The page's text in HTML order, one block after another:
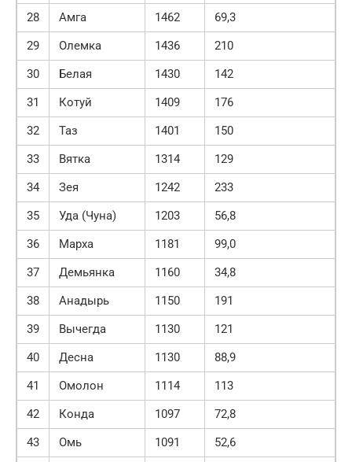
28
Амга 1462
69,3
29
Олемка 1436
210
30
Белая 1430
142
31
Котуй 1409
176
32
Таз 1401
150
33
Вятка 1314
129
34
Зея 1242
233
35
Уда (Чуна) 1203
56,8
36
Марха 1181
99,0
37
Демьянка 1160
34,8
38
Анадырь 1150
191
39
Вычегда 1130
121
40
Десна 1130
88,9
41
Омолон 1114
113
42
Конда 1097
72,8
43
Омь 1091
52,6